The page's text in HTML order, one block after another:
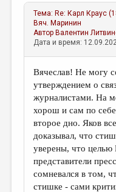
Тема: Re: Карл Краус
Вяч. Маринин
Автор Валентин
Дата и время:
Вячеслав! Не могу
утверждением о
журналистами. На
хорош и сам по
второе дно. Яков
доказывал, что
уверены, что целью
представители
сомневался в том,
стишке - сами